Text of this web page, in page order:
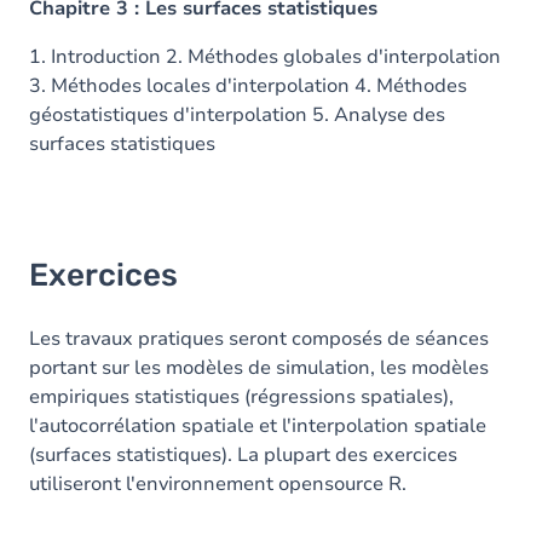
Chapitre 3 : Les surfaces statistiques
1. Introduction 2. Méthodes globales d'interpolation
3. Méthodes locales d'interpolation 4. Méthodes
géostatistiques d'interpolation 5. Analyse des
surfaces statistiques
Exercices
Les travaux pratiques seront composés de séances
portant sur les modèles de simulation, les modèles
empiriques statistiques (régressions spatiales),
l'autocorrélation spatiale et l'interpolation spatiale
(surfaces statistiques). La plupart des exercices
utiliseront l'environnement opensource R.